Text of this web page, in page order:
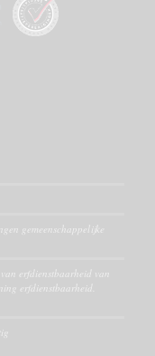
gemeenschappelijke
erfdienstbaarheid van
erfdienstbaarheid.